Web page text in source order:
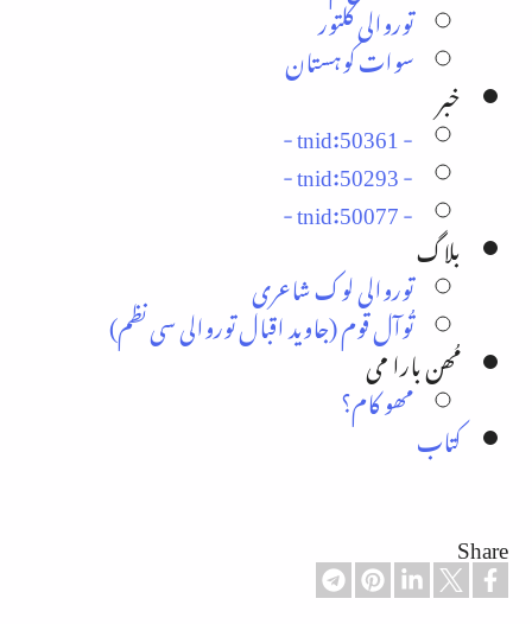
توروالی کلتور
سوات کوہستان
خبر
- tnid:50361 -
- tnid:50293 -
- tnid:50077 -
بلاگ
توروالی لوک شاعری
تُوآل قوم (جاوید اقبال توروالی سی نظم)
مُھن بارا می
مھو کام؟
کتاب
Share